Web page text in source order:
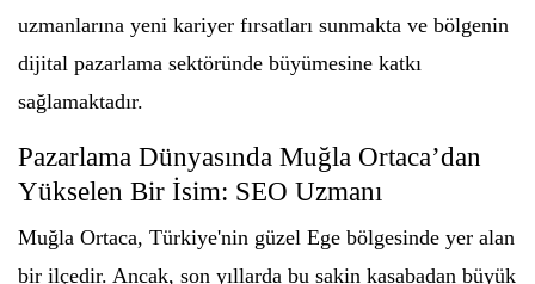
uzmanlarına yeni kariyer fırsatları sunmakta ve bölgenin
dijital pazarlama sektöründe büyümesine katkı
sağlamaktadır.
Pazarlama Dünyasında Muğla Ortaca’dan
Yükselen Bir İsim: SEO Uzmanı
Muğla Ortaca, Türkiye'nin güzel Ege bölgesinde yer alan
bir ilçedir. Ancak, son yıllarda bu sakin kasabadan büyük